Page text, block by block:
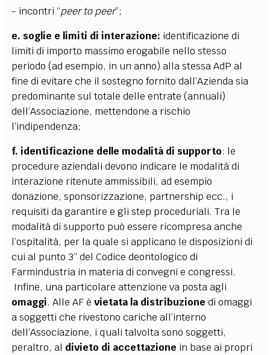
- incontri “peer to peer”;
e. soglie e limiti di interazione: identificazione di
limiti di importo massimo erogabile nello stesso
periodo (ad esempio, in un anno) alla stessa AdP al
fine di evitare che il sostegno fornito dall’Azienda sia
predominante sul totale delle entrate (annuali)
dell’Associazione, mettendone a rischio
l’indipendenza;
f. identificazione delle modalità di supporto: le
procedure aziendali devono indicare le modalità di
interazione ritenute ammissibili, ad esempio
donazione, sponsorizzazione, partnership ecc., i
requisiti da garantire e gli step proceduriali.Tra le
modalità di supporto può essere ricompresa anche
l’ospitalità, per la quale si applicano le disposizioni di
cui al punto 3” del Codice deontologico di
Farmindustria in materia di convegni e congressi.
Infine, una particolare attenzione va posta agli
omaggi. Alle AF èvietata la distribuzione di omaggi
a soggetti che rivestono cariche all’interno
dell’Associazione, i quali talvolta sono soggetti,
peraltro, al divieto di accettazione in base ai propri